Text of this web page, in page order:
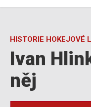
HISTORIE HOKEJOVÉ
Ivan
něj